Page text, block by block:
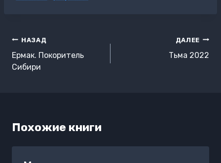
Навигация
по
записям
НАЗАД
Ермак. Покоритель
Сибири
ДАЛЕЕ
Тьма 2022
Похожие книги